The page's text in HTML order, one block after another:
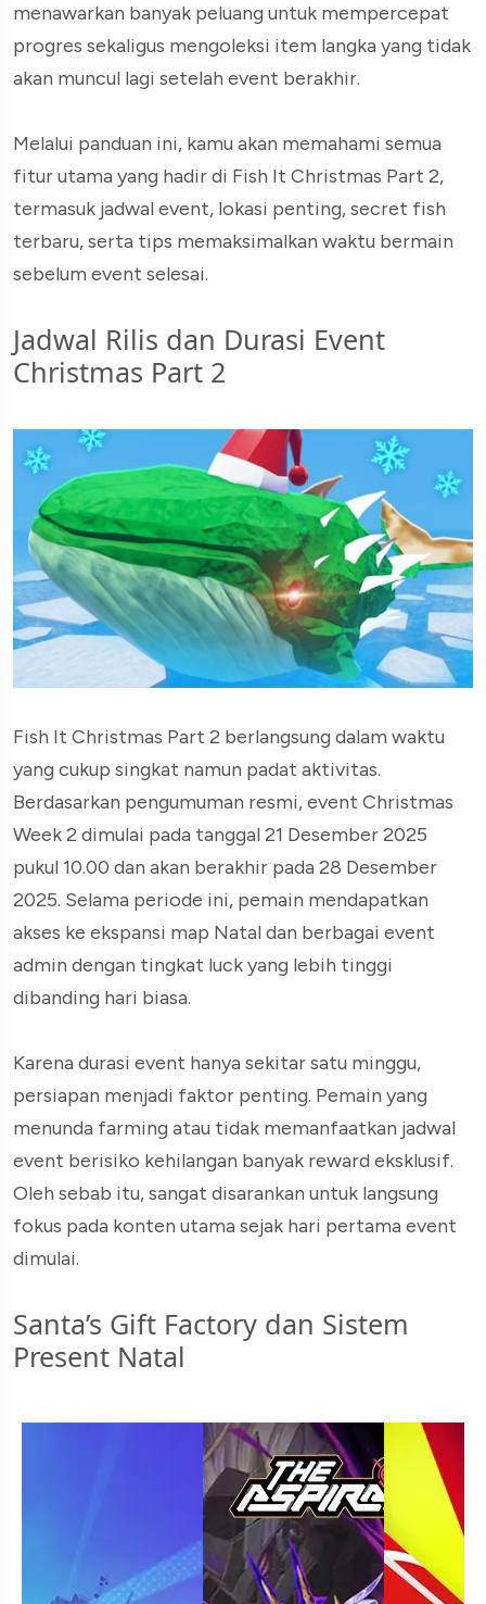
menawarkan banyak peluang untuk mempercepat
progres sekaligus mengoleksi item langka yang tidak
akan muncul lagi setelah event berakhir.
Melalui panduan ini, kamu akan memahami semua
fitur utama yang hadir di Fish It Christmas Part 2,
termasuk jadwal event, lokasi penting, secret fish
terbaru, serta tips memaksimalkan waktu bermain
sebelum event selesai.
Jadwal Rilis dan Durasi Event
Christmas Part 2
Fish It Christmas Part 2 berlangsung dalam waktu
yang cukup singkat namun padat aktivitas.
Berdasarkan pengumuman resmi, event Christmas
Week 2 dimulai pada tanggal 21 Desember 2025
pukul 10.00 dan akan berakhir pada 28 Desember
2025. Selama periode ini, pemain mendapatkan
akses ke ekspansi map Natal dan berbagai event
admin dengan tingkat luck yang lebih tinggi
dibanding hari biasa.
Karena durasi event hanya sekitar satu minggu,
persiapan menjadi faktor penting. Pemain yang
menunda farming atau tidak memanfaatkan jadwal
event berisiko kehilangan banyak reward eksklusif.
Oleh sebab itu, sangat disarankan untuk langsung
fokus pada konten utama sejak hari pertama event
dimulai.
Santa’s Gift Factory dan Sistem
Present Natal